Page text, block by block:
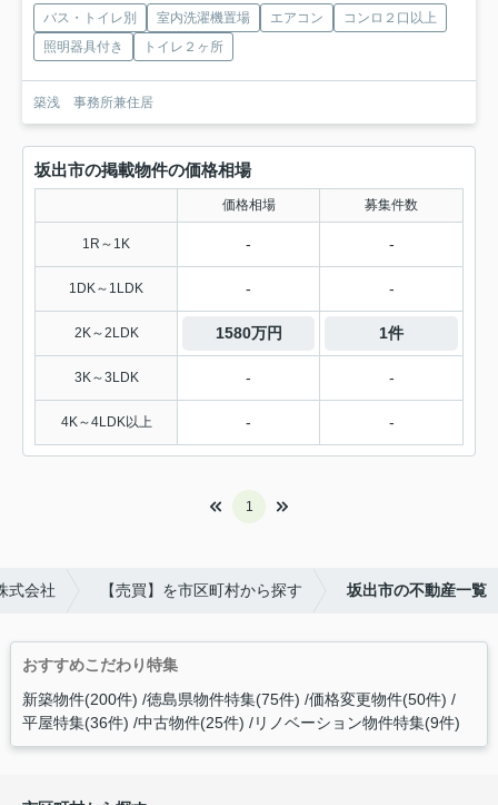
バス・トイレ別 室内洗濯機置場 エアコン
コンロ２口以上
照明器具付き
トイレ２ヶ所
築浅 事務所兼住居
坂出市の掲載物件の価格相場
価格相場 募集件数
1R～1K - -
1DK～1LDK - -
2K～2LDK 1580万円 1件
3K～3LDK - -
4K～4LDK以上 - -
1
式会社 【売買】を市区町村から探す 坂出市の不動産一覧
おすすめこだわり特集
新築物件(200件) 徳島県物件特集(75件) 価格変更物件(50件)
平屋特集(36件) 中古物件(25件) リノベーション物件特集(9件)